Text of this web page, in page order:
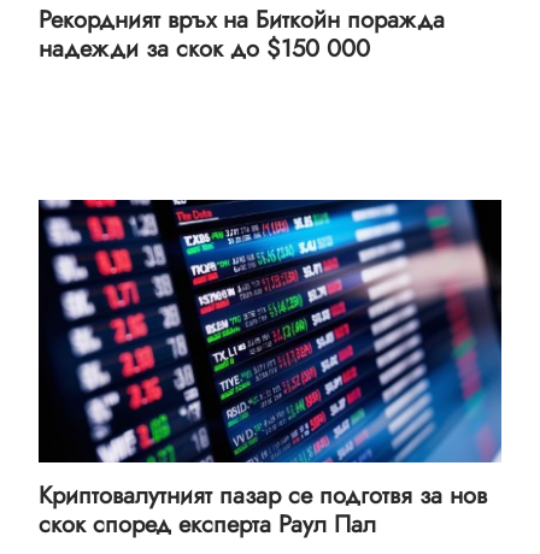
Рекордният връх на Биткойн поражда
надежди за скок до $150 000
Криптовалутният пазар се подготвя за нов
скок според експерта Раул Пал